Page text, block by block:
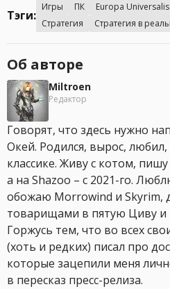
Тэги:
Игры ПК Europa Universalis
Стратегия
Стратегия в
Об авторе
Miltroen
Редактор
Говорят, что здесь нужно
Окей. Родился, вырос, любил,
классике. Живу с котом,
а на Shazoo – с 2021-го.
обожаю Morrowind и Skyrim,
товарищами в пятую Циву и
Горжусь тем, что во всех
(хоть и редких) писал про
которые зацепили меня
в пересказ пресс-релиза.